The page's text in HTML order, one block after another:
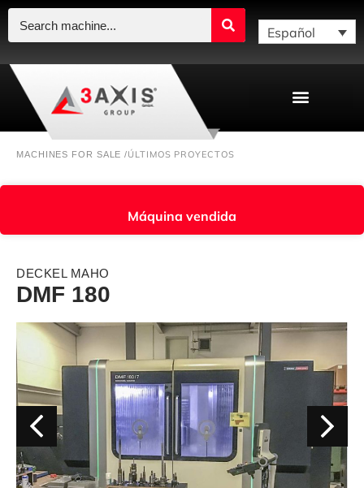
Español
MACHINES FOR SALE /ÚLTIMOS PROYECTOS
Máquina vendida
DECKEL MAHO
DMF 180